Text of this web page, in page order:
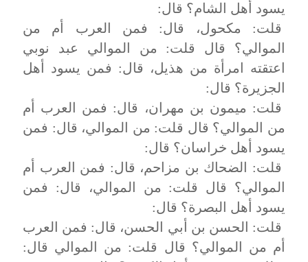
يسود أهل الشام؟ قال:
قلت: مكحول، قال: فمن العرب أم من
الموالي؟ قال قلت: من الموالي عبد نوبي
اعتقته امرأة من هذيل، قال: فمن يسود أهل
الجزيرة؟ قال:
قلت: ميمون بن مهران، قال: فمن العرب أم
من الموالي؟ قال قلت: من الموالي، قال: فمن
يسود أهل خراسان؟ قال:
قلت: الضحاك بن مزاحم، قال: فمن العرب أم
الموالي؟ قال قلت: من الموالي، قال: فمن
يسود أهل البصرة؟ قال:
قلت: الحسن بن أبي الحسن، قال: فمن العرب
أم من الموالي؟ قال قلت: من الموالي قال: